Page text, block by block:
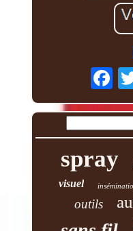
spray
visuel
outils